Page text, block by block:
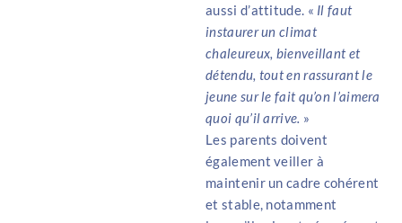
aussi d’attitude. « Il faut
instaurer un climat
chaleureux, bienveillant et
détendu, tout en rassurant le
jeune sur le fait qu’on l’aimera
quoi qu’il arrive. »
Les parents doivent
également veiller à
maintenir un cadre cohérent
et stable, notamment